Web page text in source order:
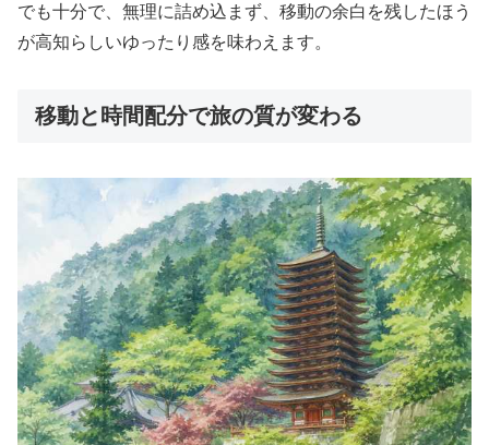
でも十分で、無理に詰め込まず、移動の余白を残したほう
が高知らしいゆったり感を味わえます。
移動と時間配分で旅の質が変わる